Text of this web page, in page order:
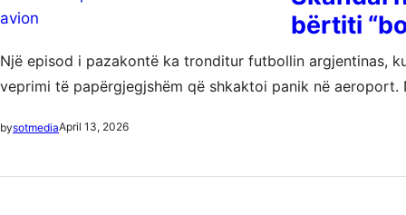
bërtiti
Një episod i pazakontë ka tronditur futbollin argjentinas,
veprimi të papërgjegjshëm që shkaktoi panik në aeroport.
bysotmediaApril 13, 2026